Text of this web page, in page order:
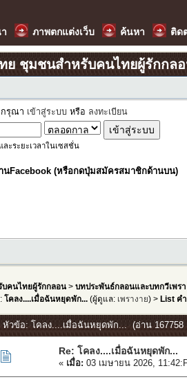
ภาพตกแต่งเว็บ ค้นหา ติด
ย ชุมชนสำหรับคนไทยผู้รักกล
กรุณา เข้าสู่ระบบ หรือ ลงทะเบียน
ะระยะเวลาในเซสชั่น
นFacebook (หรือกดปุ่มสมัครสมาชิกด้านบน)
คนไทยผู้รักกลอน> บทประพันธ์กลอนและบทกวีเพรา
โคลง....เมื่อฉันหยุดพัก...(ผู้ดูแล: เพรางาย) > List ค
หัวข้อ: โคลง....เมื่อฉันหยุดพัก... (อ่าน 167758
Re: โคลง....เมื่อฉันหยุดพัก...
« เมื่อ: 03 เมษายน 2026,